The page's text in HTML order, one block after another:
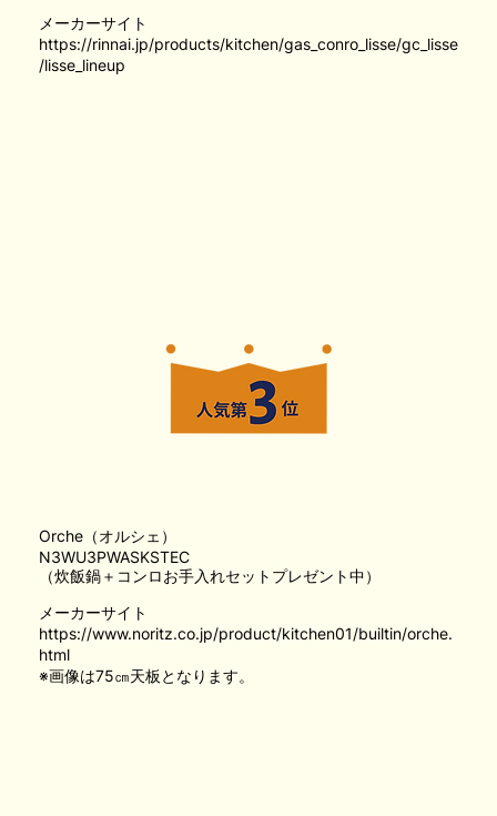
メーカーサイト
https://rinnai.jp/products/kitchen/gas_conro_lisse/gc_lisse
/lisse_lineup
メーカーサイト
https://www.noritz.co.jp/product/kitchen01/builtin/orche.
html
※画像は75㎝天板となります。
Orche（オルシェ）
N3WU3PWASKSTEC
（炊飯鍋＋コンロお手入れセットプレゼント中）